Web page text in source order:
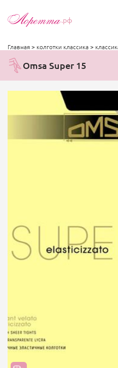
.рф
Главная> колготки классика>
Omsa Super 15